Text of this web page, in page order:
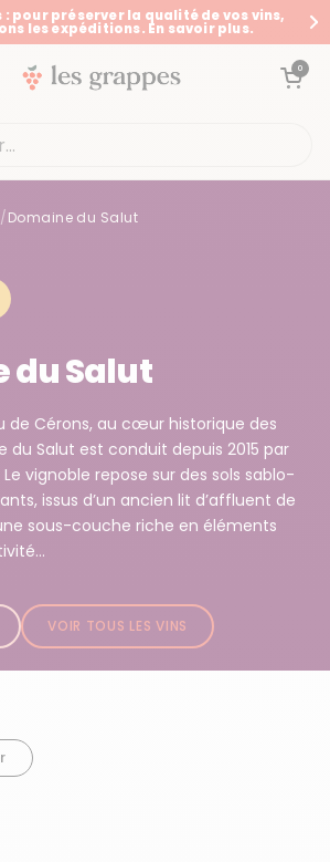
pour préserver la qualité de vos vins,
les expéditions. En savoir plus.
Ouvrir le panier
0
/Domaine du Salut
du Salut
de Cérons, au cœur historique des
du Salut est conduit depuis 2015 par
vignoble repose sur des sols sablo-
issus d’un ancien lit d’affluent de
sous-couche riche en éléments
VOIR TOUS LES VINS